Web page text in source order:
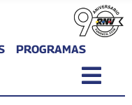
PROGRAMAS